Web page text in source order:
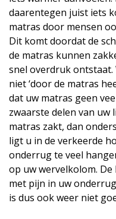
daarentegen juist iets
matras door mensen
Dit komt doordat de
de matras kunnen
snel overdruk
niet ‘door de matras
dat uw matras geen
zwaarste delen van uw
matras zakt, dan
ligt u in de verkeerde
onderrug te veel
op uw wervelkolom.
met pijn in uw
is dus ook weer niet